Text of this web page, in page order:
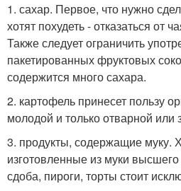
1. сахар. Первое, что нужно
хотят похудеть - отказаться от
Также следует ограничить
пакетированных фруктовых
содержится много сахара.
2. картофель принесет пользу
молодой и только отварной или
3. продукты, содержащие муку.
изготовленные из муки
сдоба, пироги, торты стоит